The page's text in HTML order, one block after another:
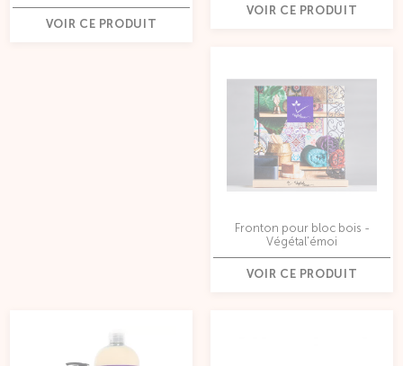
VOIR CE PRODUIT
VOIR CE PRODUIT
Fronton pour bloc bois -
Végétal'émoi
VOIR CE PRODUIT